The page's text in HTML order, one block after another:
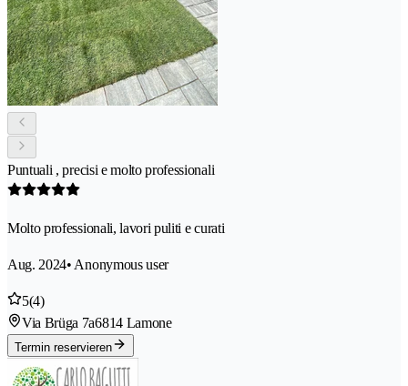
Puntuali , precisi e molto professionali
Molto professionali, lavori puliti e curati
Aug. 2024• Anonymous user
5(4)
Via Brüga 7a6814 Lamone
Termin reservieren